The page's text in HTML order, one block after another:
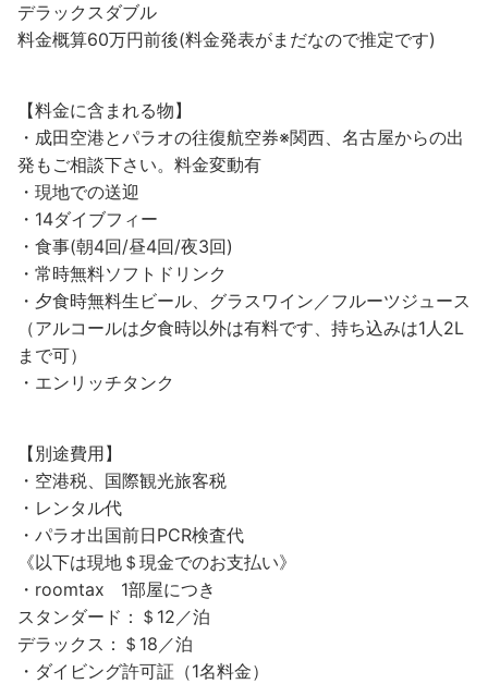
デラックスダブル
料金概算60万円前後(料金発表がまだなので推定です)
【料金に含まれる物】
・成田空港とパラオの往復航空券※関西、名古屋からの出
発もご相談下さい。料金変動有
・現地での送迎
・14ダイブフィー
・食事(朝4回/昼4回/夜3回)
・常時無料ソフトドリンク
・夕食時無料生ビール、グラスワイン／フルーツジュース
（アルコールは夕食時以外は有料です、持ち込みは1人2L
まで可）
・エンリッチタンク
【別途費用】
・空港税、国際観光旅客税
・レンタル代
・パラオ出国前日PCR検査代
《以下は現地＄現金でのお支払い》
・roomtax 1部屋につき
スタンダード：＄12／泊
デラックス：＄18／泊
・ダイビング許可証（1名料金）